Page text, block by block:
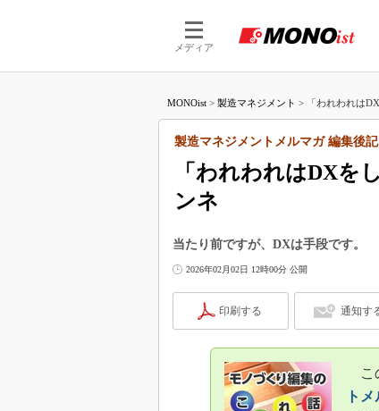
メディア
つながる
つながるサ
AI×
MONOist > 製造マネジメント > 「われわれは
「われわれはDXを
ンネ
製造マネジメントメルマガ 編集後記
当たり前ですが、DXは手段です。
2026年02月02日 12時00分 公開
印刷する 通知す
こ
ト